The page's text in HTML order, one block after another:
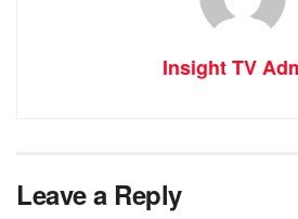
Insight TV
Leave a Reply